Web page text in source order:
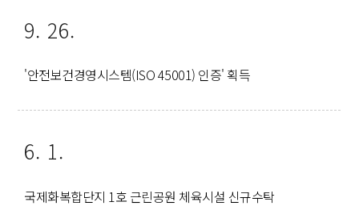
9. 26.
'안전보건경영시스템(ISO 45001) 인증' 획득
6. 1.
국제화복합단지 1호 근린공원 체육시설 신규수탁